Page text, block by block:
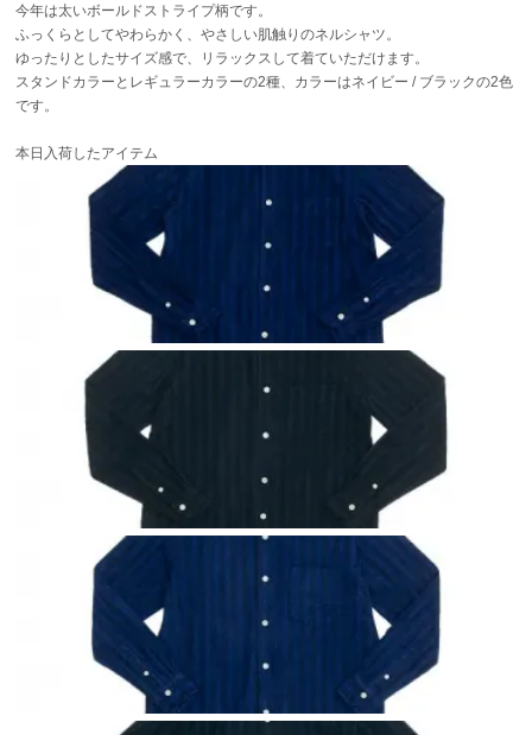
今年は太いボールドストライプ柄です。
ふっくらとしてやわらかく、やさしい肌触りのネルシャツ。
ゆったりとしたサイズ感で、リラックスして着ていただけます。
スタンドカラーとレギュラーカラーの2種、カラーはネイビー / ブラックの2色
です。
本日入荷したアイテム